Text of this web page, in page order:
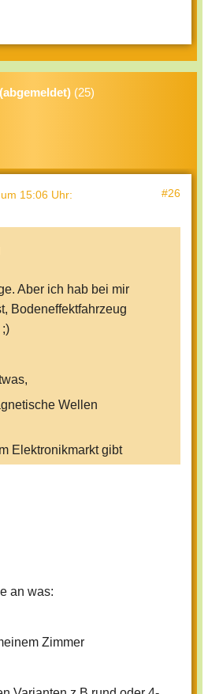
(25)
15:06 Uhr: #26
Aber ich hab bei mir
Bodeneffektfahrzeug
Wellen
Elektronikmarkt gibt
Frequenzen
Bodeneffekt o.ä. ;)
an was:
Zimmer